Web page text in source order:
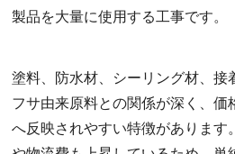
製品を大量に使用する工事です。
塗料、防水材、シーリング材、接
フサ由来原料との関係が深く、価
へ反映されやすい特徴があります